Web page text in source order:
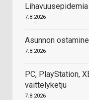
Lihavuusepidemia
7.8.2026
Asunnon
7.8.2026
PC, PlayStation,
väittelyketju
7.8.2026